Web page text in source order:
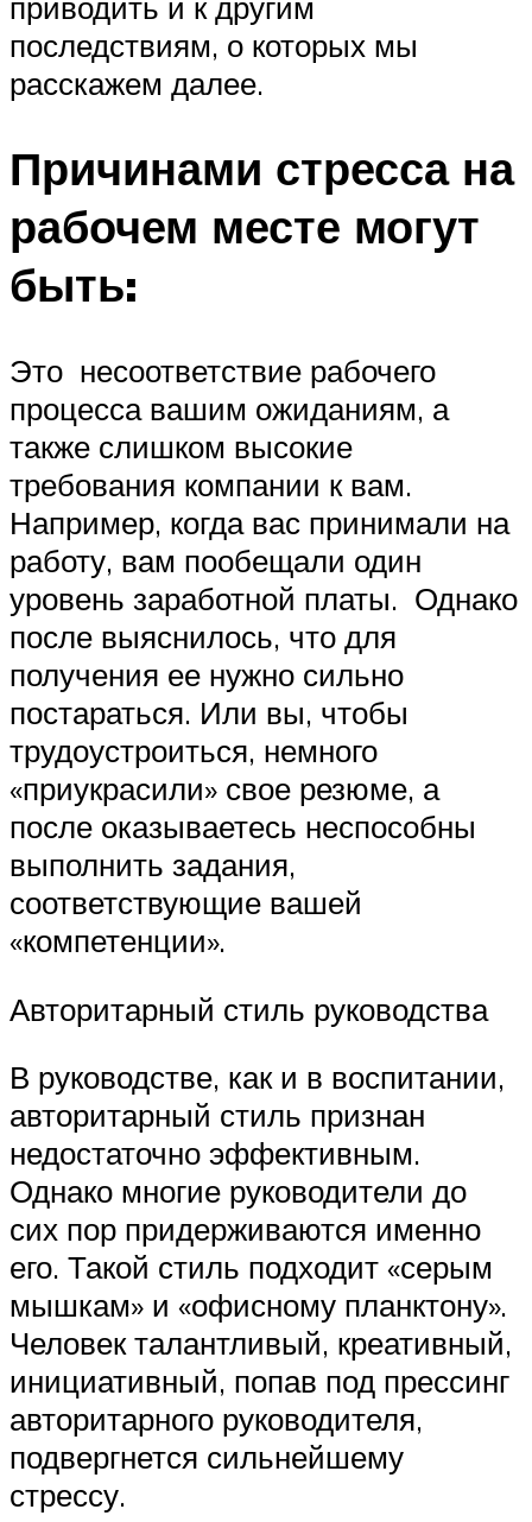
последствиям, о которых мы
расскажем далее.
Причинами стресса на
рабочем месте могут
быть:
Это несоответствие рабочего
процесса вашим ожиданиям, а
также слишком высокие
требования компании к вам.
Например, когда вас принимали на
работу, вам пообещали один
уровень заработной платы. Однако
после выяснилось, что для
получения ее нужно сильно
постараться. Или вы, чтобы
трудоустроиться, немного
«приукрасили» свое резюме, а
после оказываетесь неспособны
выполнить задания,
соответствующие вашей
«компетенции».
Авторитарный стиль руководства
В руководстве, как и в воспитании,
авторитарный стиль признан
недостаточно эффективным.
Однако многие руководители до
сих пор придерживаются именно
его. Такой стиль подходит «серым
мышкам» и «офисному планктону».
Человек талантливый, креативный,
инициативный, попав под прессинг
авторитарного руководителя,
подвергнется сильнейшему
стрессу.